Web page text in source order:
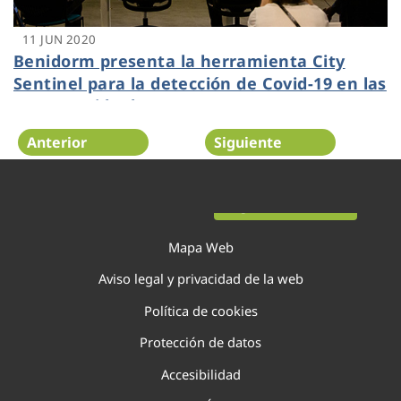
11 JUN 2020
Benidorm presenta la herramienta City
Sentinel para la detección de Covid-19 en las
aguas residuales
Anterior Siguiente
Mapa Web
Aviso legal y privacidad de la web
Política de cookies
Protección de datos
Accesibilidad